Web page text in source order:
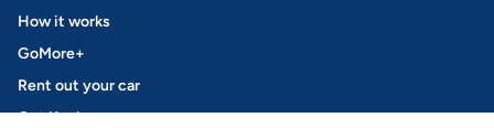
How it works
GoMore+
Rent out your car
Get Keyless